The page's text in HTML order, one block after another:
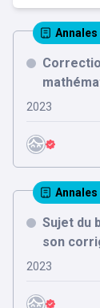
Annales
2023
Annales
Sujet du
son
2023